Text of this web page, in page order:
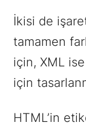
İkisi de
tamamen
için, XML
için
HTML’in